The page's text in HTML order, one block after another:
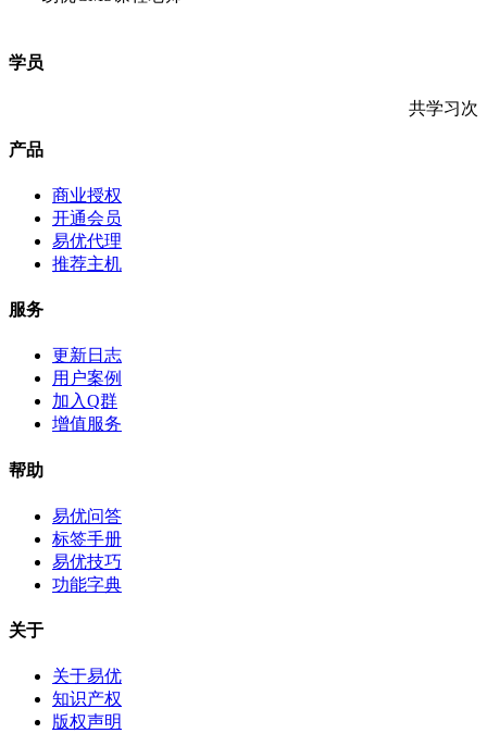
学员
共学习次
产品
商业授权
开通会员
易优代理
推荐主机
服务
更新日志
用户案例
加入Q群
增值服务
帮助
易优问答
标签手册
易优技巧
功能字典
关于
关于易优
知识产权
版权声明